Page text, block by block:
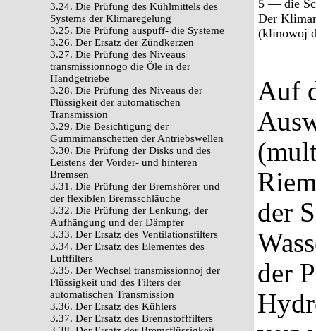
3.24. Die Prüfung des Kühlmittels des
Systems der Klimaregelung
3.25. Die Prüfung auspuff- die Systeme
3.26. Der Ersatz der Zündkerzen
3.27. Die Prüfung des Niveaus
transmissionnogo die Öle in der
Handgetriebe
3.28. Die Prüfung des Niveaus der
Flüssigkeit der automatischen
Transmission
3.29. Die Besichtigung der
Gummimanschetten der Antriebswellen
3.30. Die Prüfung der Disks und des
Leistens der Vorder- und hinteren
Bremsen
3.31. Die Prüfung der Bremshörer und
der flexiblen Bremsschläuche
3.32. Die Prüfung der Lenkung, der
Aufhängung und der Dämpfer
3.33. Der Ersatz des Ventilationsfilters
3.34. Der Ersatz des Elementes des
Luftfilters
3.35. Der Wechsel transmissionnoj der
Flüssigkeit und des Filters der
automatischen Transmission
3.36. Der Ersatz des Kühlers
3.37. Der Ersatz des Brennstofffilters
5 — die
Der
(klinowoj
Auf
der
der